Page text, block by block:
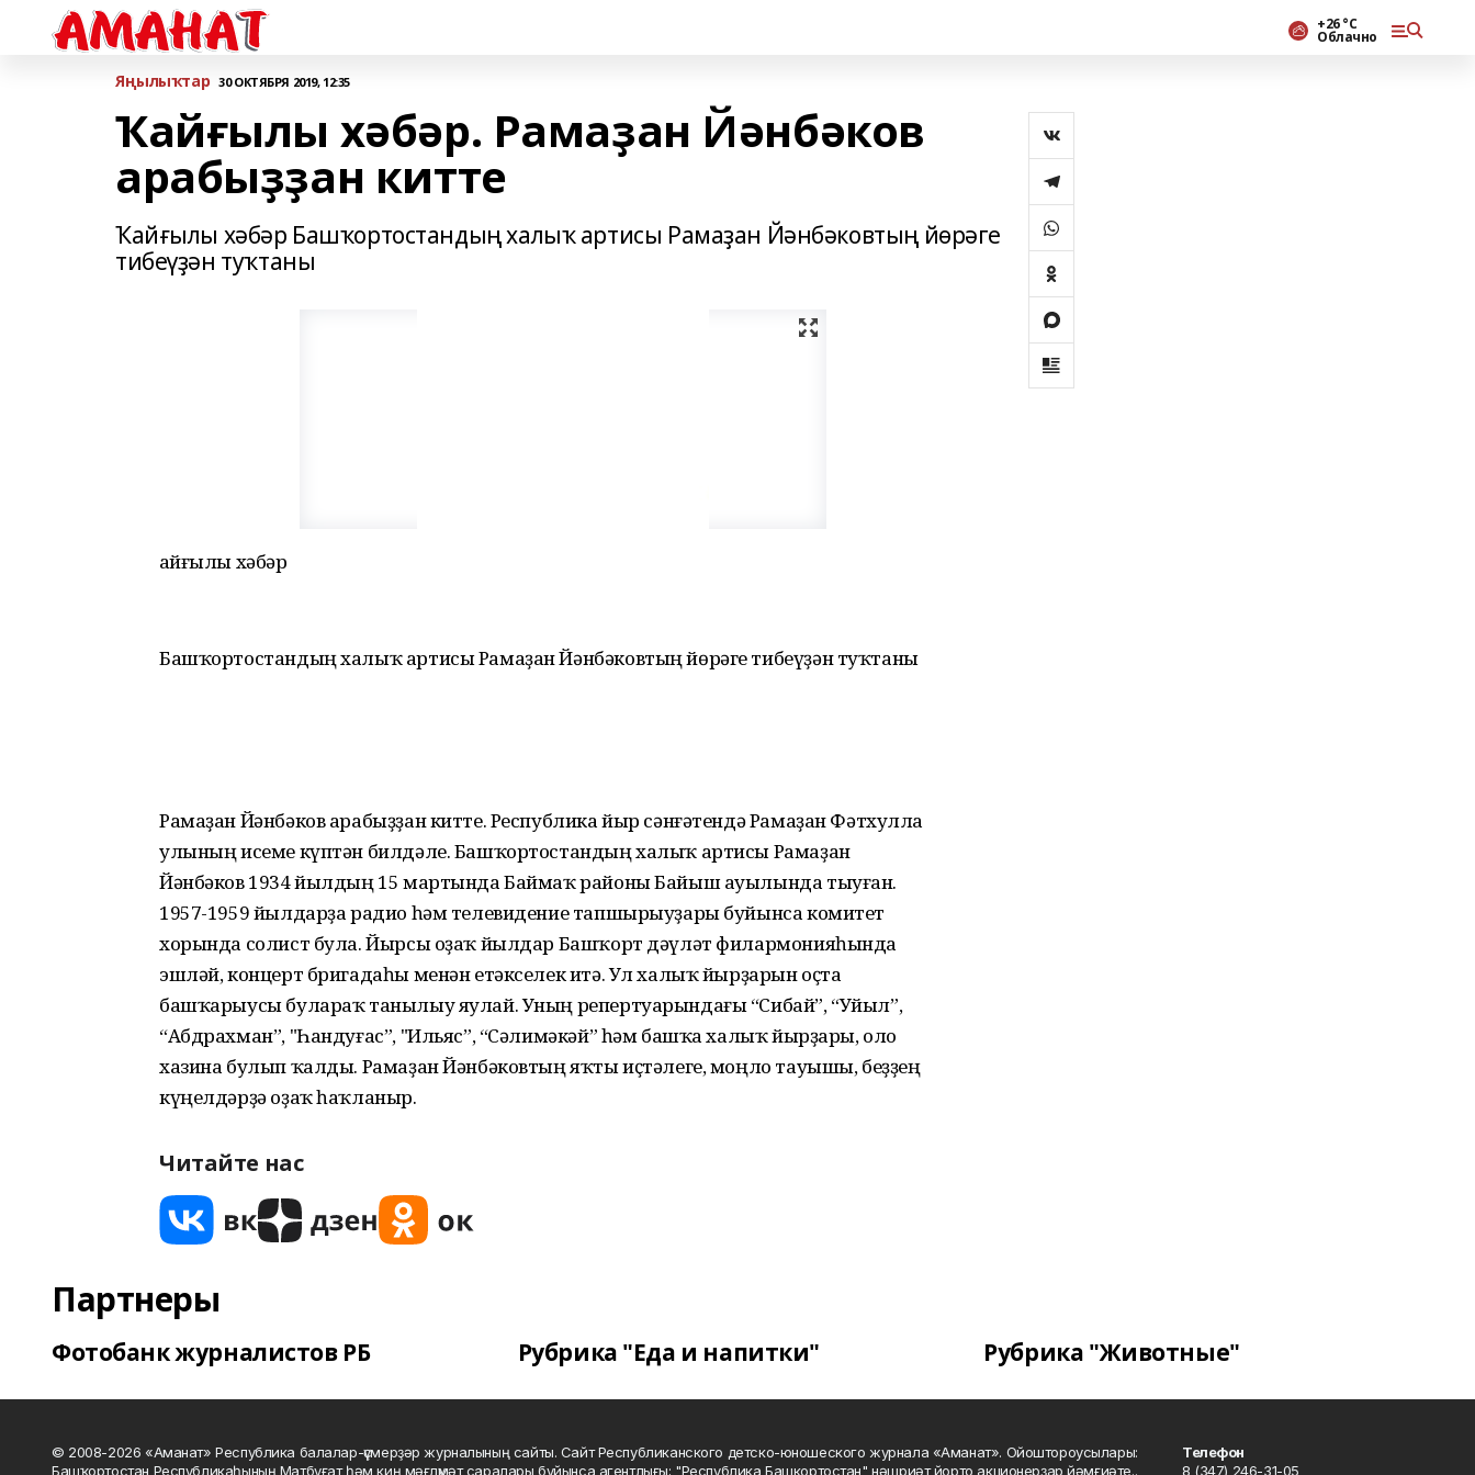
+26 °С
Облачно
Яңылыҡтар 30 ОКТЯБРЯ 2019, 12:35
Ҡайғылы хәбәр. Рамаҙан Йәнбәков
арабыҙҙан китте
Ҡайғылы хәбәр Башҡортостандың халыҡ артисы Рамаҙан Йәнбәковтың йөрәге
тибеүҙән туҡтаны
Ҡайғылы хәбәр
Башҡортостандың халыҡ артисы Рамаҙан Йәнбәковтың йөрәге тибеүҙән туҡтаны
Рамаҙан Йәнбәков арабыҙҙан китте. Республика йыр сәнғәтендә Рамаҙан Фәтхулла
улының исеме күптән билдәле. Башҡортостандың халыҡ артисы Рамаҙан
Йәнбәков 1934 йылдың 15 мартында Баймаҡ районы Байыш ауылында тыуған.
1957-1959 йылдарҙа радио һәм телевидение тапшырыуҙары буйынса комитет
хорында солист була. Йырсы оҙаҡ йылдар Башҡорт дәүләт филармонияһында
эшләй, концерт бригадаһы менән етәкселек итә. Ул халыҡ йырҙарын оҫта
башҡарыусы булараҡ танылыу яулай. Уның репертуарындағы “Сибай”, “Уйыл”,
“Абдрахман”, "Һандуғас”, "Ильяс”, “Сәлимәкәй” һәм башҡа халыҡ йырҙары, оло
хазина булып ҡалды. Рамаҙан Йәнбәковтың яҡты иҫтәлеге, моңло тауышы, беҙҙең
күңелдәрҙә оҙаҡ һаҡланыр.
Читайте нас
Партнеры
Фотобанк журналистов РБ Рубрика "Еда и напитки" Рубрика "Животные"
© 2008-2026 «Аманат» Республика балалар-үҫмерҙәр журналының сайты. Сайт Республиканского детско-юношеского журнала «Аманат». Ойоштороусылары:
Башҡортостан Республикаһының Матбуғат һәм киң мәғлүмәт саралары буйынса агентлығы; "Республика Башкортостан" нәшриәт йорто акционерҙар йәмғиәте..
Телефон
8 (347) 246-31-05